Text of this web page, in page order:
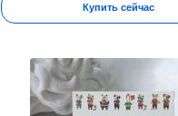
Купить сейчас